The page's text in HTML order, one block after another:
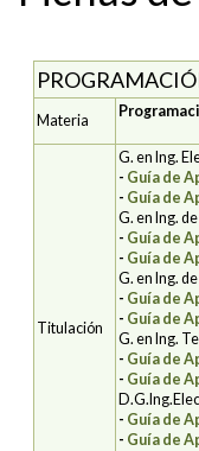
Materia
Titulación
G. en Ing.
- Guía de
- Guía de
G. en Ing.
- Guía de
- Guía de
G. en Ing.
- Guía de
- Guía de
G. en Ing.
- Guía de
- Guía de
- Guía de
- Guía de